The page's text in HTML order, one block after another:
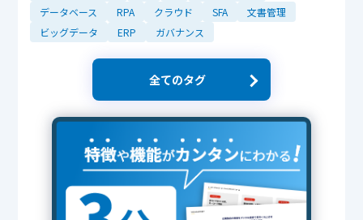
データベース
RPA クラウド SFA
文書管理
ビッグデータ
ERP ガバナンス
全てのタグ